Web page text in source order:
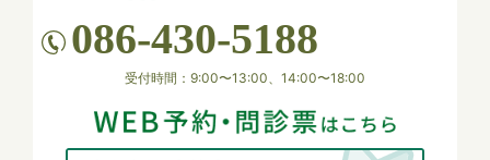
す。
休診いたします。
解のほどお願い申し上げます。
2026.01.26
086-430-5188
受付時間：9:00〜13:00、14:00〜18:00